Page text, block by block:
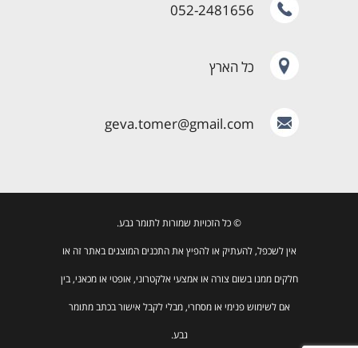
052-2481656
כל הארץ
geva.tomer@gmail.com
© כל הזכויות שמורות לתומר גבע.
אין לשכפל, להעתיק או להפיץ את התכנים המוצגים באתר זה או
חלקים ממנו בשום צורה או אמצעי אלקטרוני, אופטי או מכאני, בין
אם לשימוש פנימי או מסחרי, מבלי לקבל אישור בכתב מתומר
גבע.